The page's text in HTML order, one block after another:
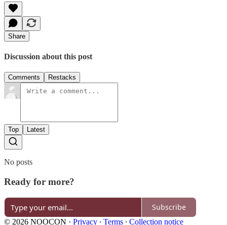
Share
Discussion about this post
Comments Restacks
Top Latest
No posts
Ready for more?
Subscribe
© 2026 NOOCON · Privacy ∙ Terms ∙ Collection notice